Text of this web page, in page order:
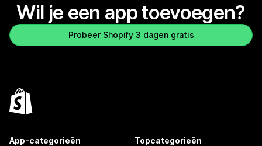
Wil je een app toevoegen?
Probeer Shopify 3 dagen gratis
App-categorieën Topcategorieën